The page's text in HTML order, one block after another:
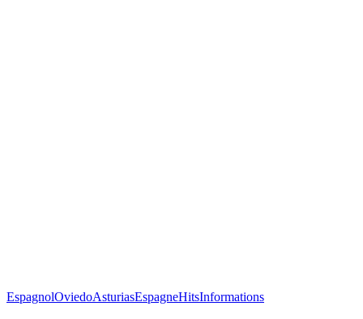
EspagnolOviedoAsturiasEspagneHitsInformations